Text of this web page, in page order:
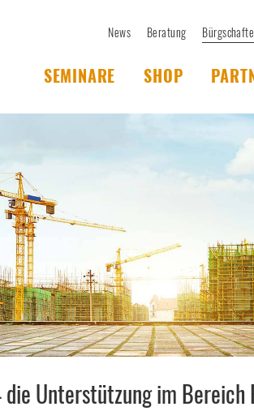
News Beratung
SEMINARE SHOP
Unterstützung im Bereich